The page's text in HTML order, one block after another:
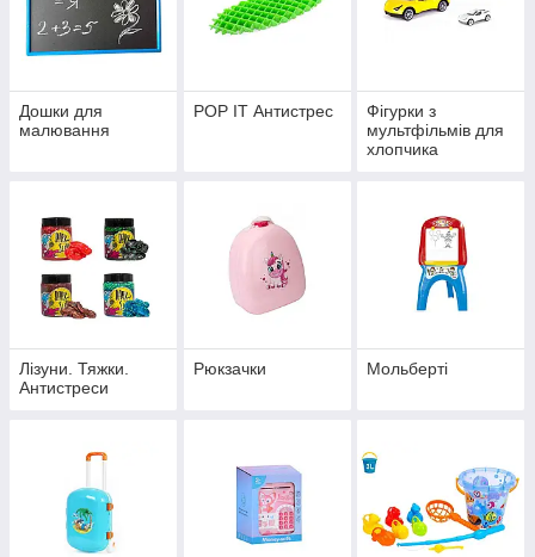
Дошки для
малювання
POP IT Антистрес
Фігурки з
мультфільмів для
хлопчика
Лізуни. Тяжки.
Антистреси
Рюкзачки Мольберті